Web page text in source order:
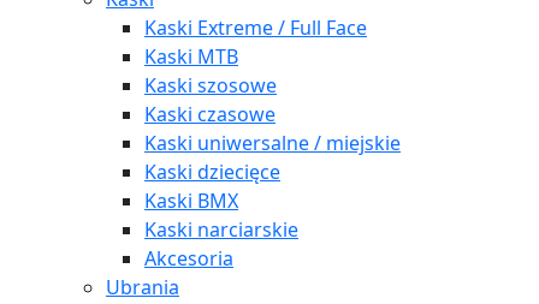
Kaski Extreme / Full Face
Kaski MTB
Kaski szosowe
Kaski czasowe
Kaski uniwersalne / miejskie
Kaski dziecięce
Kaski BMX
Kaski narciarskie
Akcesoria
Ubrania